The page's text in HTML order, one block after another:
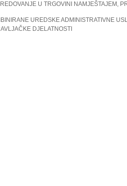
U TRGOVINI NAMJEŠTAJEM,
UREDSKE ADMINISTRATIVNE
DJELATNOSTI